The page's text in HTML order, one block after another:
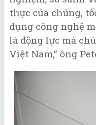
thực của chúng,
dụng công nghệ
là động lực mà
Việt Nam,” ông